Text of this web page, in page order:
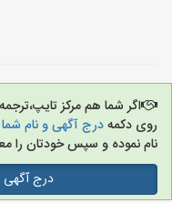
اگر شما هم مرکز
روی دکمهدرج آگهی و نام
نام نموده و سپس خودتان را
درج آگهی